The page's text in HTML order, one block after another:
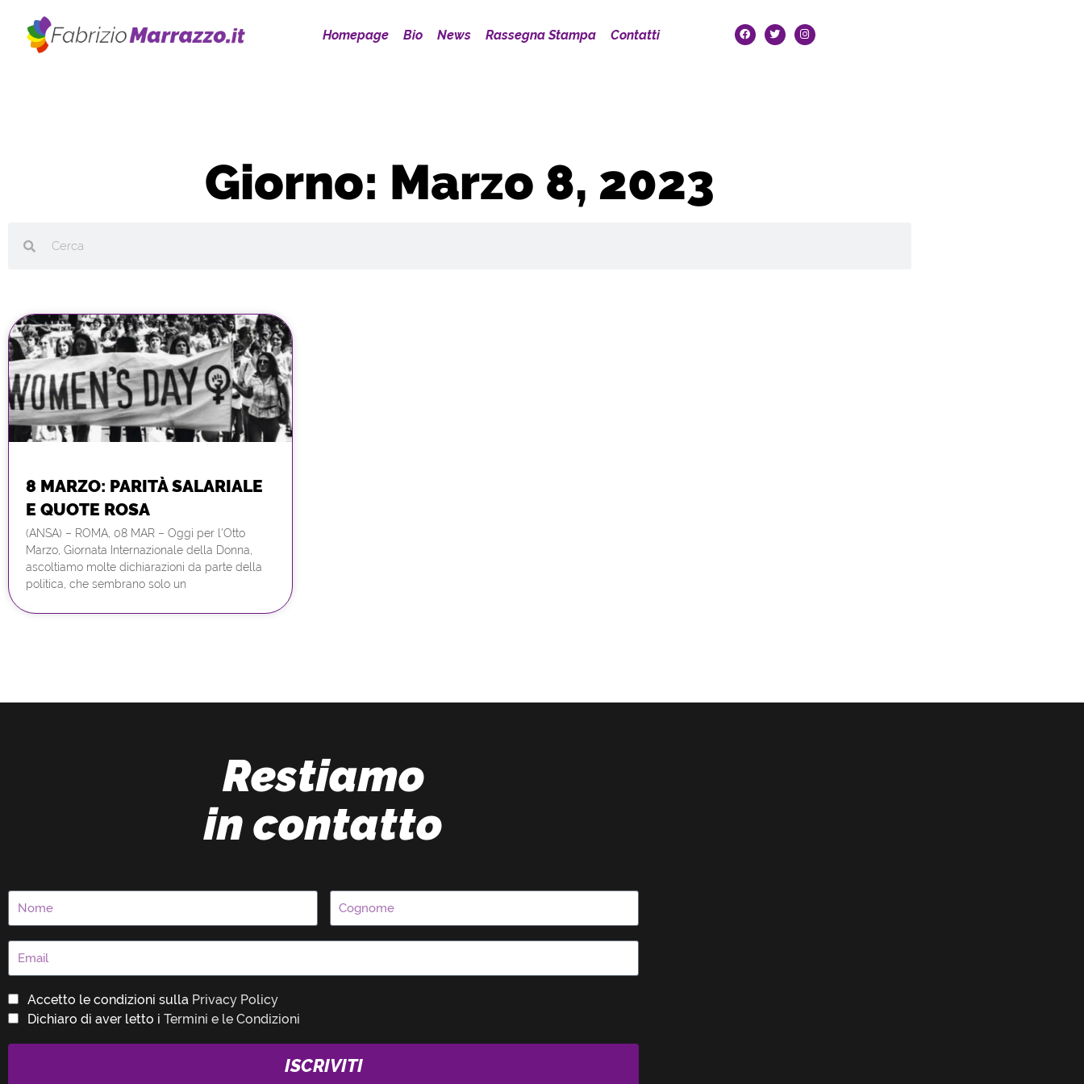
Homepage Bio News Rassegna Stampa Contatti
Giorno: Marzo 8, 2023
8 MARZO: PARITÀ SALARIALE
E QUOTE ROSA
(ANSA) – ROMA, 08 MAR – Oggi per l'Otto
Marzo, Giornata Internazionale della Donna,
ascoltiamo molte dichiarazioni da parte della
politica, che sembrano solo un
Restiamo
in contatto
Accetto le condizioni sulla Privacy Policy
Dichiaro di aver letto i Termini e le Condizioni
ISCRIVITI